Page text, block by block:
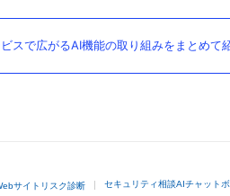
スで広がるAI機能の取り組みをまとめて
サイトリスク診断 セキュリティ相談AIチャットボ